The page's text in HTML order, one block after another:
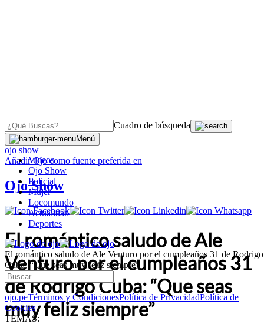
Cuadro de búsqueda
Menú
Videos
Ojo Show
Policial
Mujer
Locomundo
Actualidad
Deportes
El romántico saludo de Ale Venturo por el cumpleaños 31 de Rodrigo
Cuba: “Que seas muy feliz siempre”
ojo.peTérminos y CondicionesPolítica de PrivacidadPolítica de
Cookies
TEMAS:
OJO
ojo show
AñadirOjocomo fuente preferida en
Ojo Show
El romántico saludo de Ale
Venturo por el cumpleaños 31
de Rodrigo Cuba: “Que seas
muy feliz siempre”